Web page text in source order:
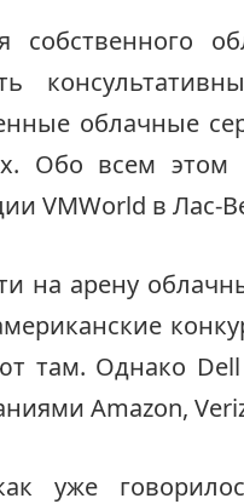
собственного
облачные
Обо всем этом
VMWorld в Лас-
на арену
там. Однако
Amazon,
уже